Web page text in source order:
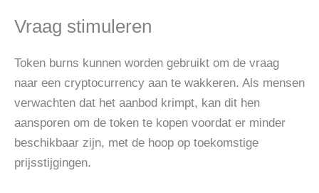
Vraag stimuleren
Token burns kunnen worden gebruikt om de vraag
naar een cryptocurrency aan te wakkeren. Als mensen
verwachten dat het aanbod krimpt, kan dit hen
aansporen om de token te kopen voordat er minder
beschikbaar zijn, met de hoop op toekomstige
prijsstijgingen.